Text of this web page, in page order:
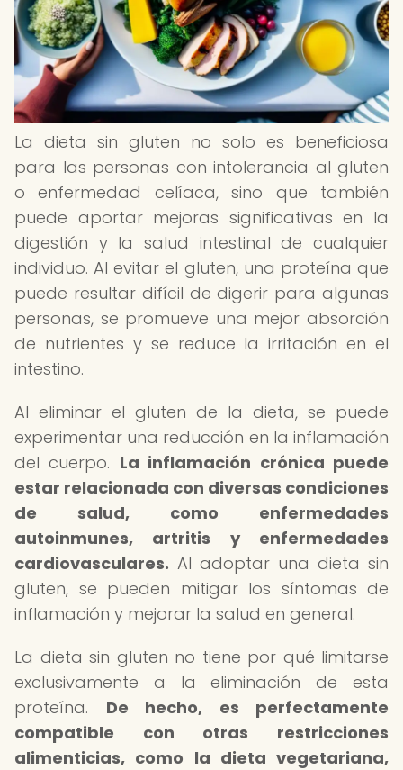
La dieta sin gluten no solo es beneficiosa
para las personas con intolerancia al gluten
o enfermedad celíaca, sino que también
puede aportar mejoras significativas en la
digestión y la salud intestinal de cualquier
individuo. Al evitar el gluten, una proteína que
puede resultar difícil de digerir para algunas
personas, se promueve una mejor absorción
de nutrientes y se reduce la irritación en el
intestino.
Al eliminar el gluten de la dieta, se puede
experimentar una reducción en la inflamación
del cuerpo. La inflamación crónica puede
estar relacionada con diversas condiciones
de salud, como enfermedades
autoinmunes, artritis y enfermedades
cardiovasculares. Al adoptar una dieta sin
gluten, se pueden mitigar los síntomas de
inflamación y mejorar la salud en general.
La dieta sin gluten no tiene por qué limitarse
exclusivamente a la eliminación de esta
proteína. De hecho, es perfectamente
compatible con otras restricciones
alimenticias, como la dieta vegetariana,